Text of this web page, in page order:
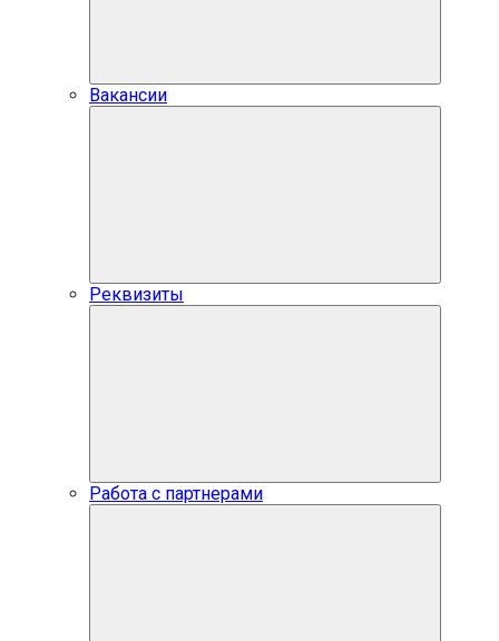
Вакансии
Реквизиты
Работа с партнерами